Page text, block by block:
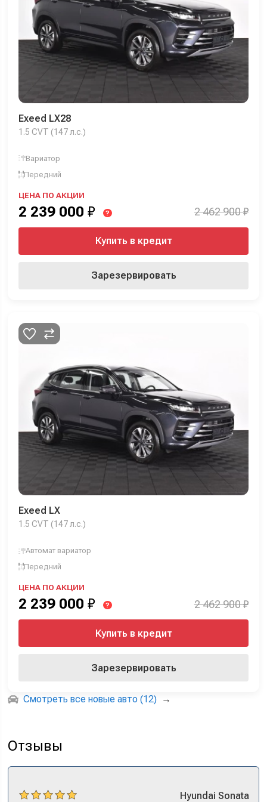
Exeed LX28
1.5 CVT (147 л.с.)
Вариатор
Передний
ЦЕНА ПО АКЦИИ
2 239 000 ₽ ? 2 462 900 ₽
Купить в кредит
Зарезервировать
Exeed LX
1.5 CVT (147 л.с.)
Автомат вариатор
Передний
ЦЕНА ПО АКЦИИ
2 239 000 ₽ ? 2 462 900 ₽
Купить в кредит
Зарезервировать
Смотреть все новые авто (12) →
Отзывы
Hyundai Sonata